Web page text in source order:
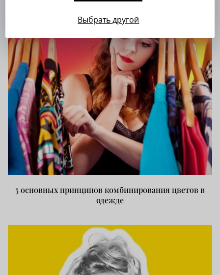
5 основных принципов комбинирования цветов в
одежде
Выбрать другой